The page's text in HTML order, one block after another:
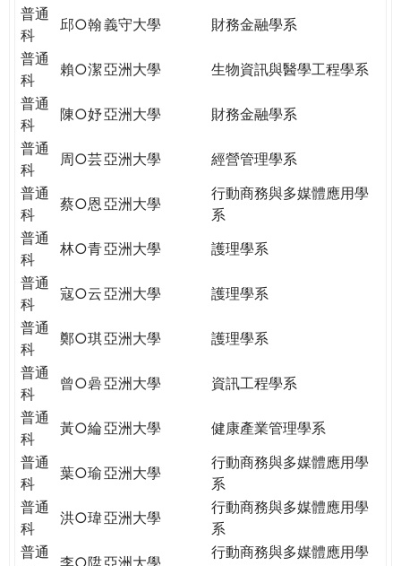
普通
科
邱○翰義守大學
財務金融學系
普通
科
賴○潔亞洲大學
生物資訊與醫學工程學系
普通
科
陳○妤亞洲大學
財務金融學系
普通
科
周○芸亞洲大學
經營管理學系
普通
科
蔡○恩 亞洲大學
行動商務與多媒體應用學
系
普通
科
林○青亞洲大學
護理學系
普通
科
寇○云亞洲大學
護理學系
普通
科
鄭○琪亞洲大學
護理學系
普通
科
曾○碞亞洲大學
資訊工程學系
普通
科
黃○綸亞洲大學
健康產業管理學系
普通
科
葉○瑜亞洲大學
行動商務與多媒體應用學
系
普通
科
洪○瑋亞洲大學
行動商務與多媒體應用學
系
普通
李○陞亞洲大學
行動商務與多媒體應用學